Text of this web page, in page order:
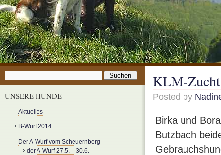
KLM-
Posted by
Birka und
Butzbach
UNSERE HUNDE
Aktuelles
B-Wurf 2014
Der A-Wurf vom Scheuernberg
der A-Wurf 27.5. – 30.6.